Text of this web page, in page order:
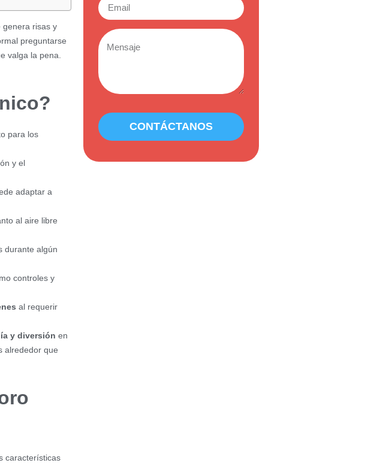
genera risas y
preguntarse
valga la pena.
para los
y el
adaptar a
al aire libre
durante algún
controles y
al requerir
y diversión en
alrededor que
características
CONTÁCTANOS